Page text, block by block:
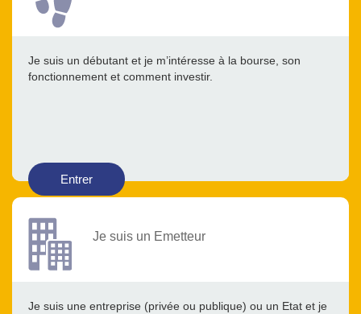
Je suis un débutant et je m’intéresse à la bourse, son
fonctionnement et comment investir.
Entrer
Je suis un Emetteur
Je suis une entreprise (privée ou publique) ou un Etat et je